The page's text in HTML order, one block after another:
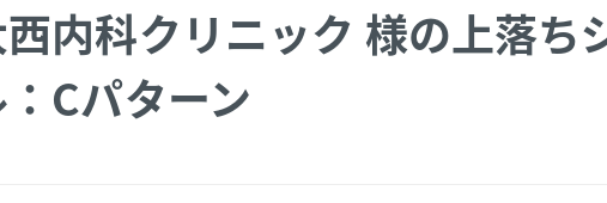
内科クリニック 様の上落ち
Cパターン